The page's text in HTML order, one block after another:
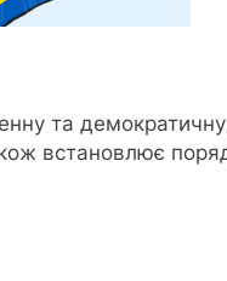
та
встановлює